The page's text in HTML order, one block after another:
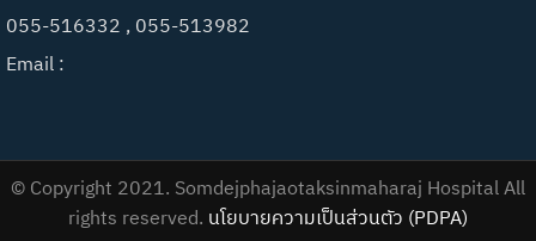
055-516332 , 055-513982
Email :
© Copyright 2021. Somdejphajaotaksinmaharaj Hospital All
rights reserved. นโยบายความเป็นส่วนตัว (PDPA)